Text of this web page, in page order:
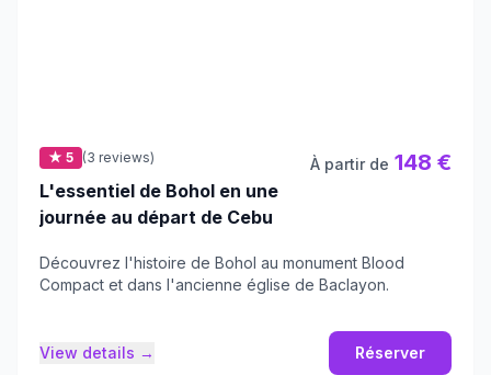
★ 5 (3 reviews)
L'essentiel de Bohol en une
journée au départ de Cebu
À partir de 148 €
Découvrez l'histoire de Bohol au monument Blood
Compact et dans l'ancienne église de Baclayon.
View details → Réserver